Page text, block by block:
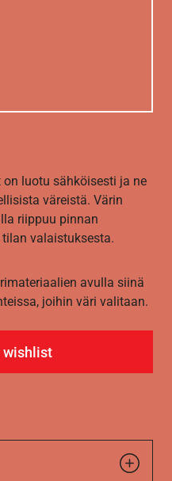
luotu sähköisesti ja ne
väreistä. Värin
riippuu pinnan
valaistuksesta.
avulla siinä
joihin väri valitaan.
wishlist